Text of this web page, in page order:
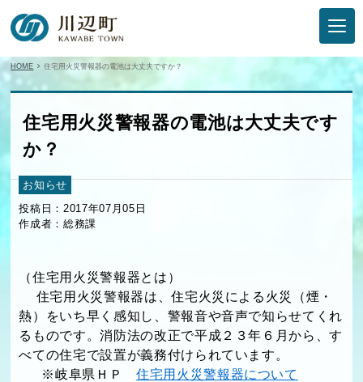
HOME 住宅用火災警報器の電池は大丈夫ですか？
住宅用火災警報器の電池は大丈夫です
か？
お知らせ
投稿日：2017年07月05日
作成者：総務課
（住宅用火災警報器とは）
住宅用火災警報器は、住宅火災による火災（煙・
熱）をいち早く感知し、警報音や音声で知らせてくれ
るものです。消防法の改正で平成２３年６月から、す
べての住宅で設置が義務付けられています。
※岐阜県ＨＰ 住宅用火災警報器について